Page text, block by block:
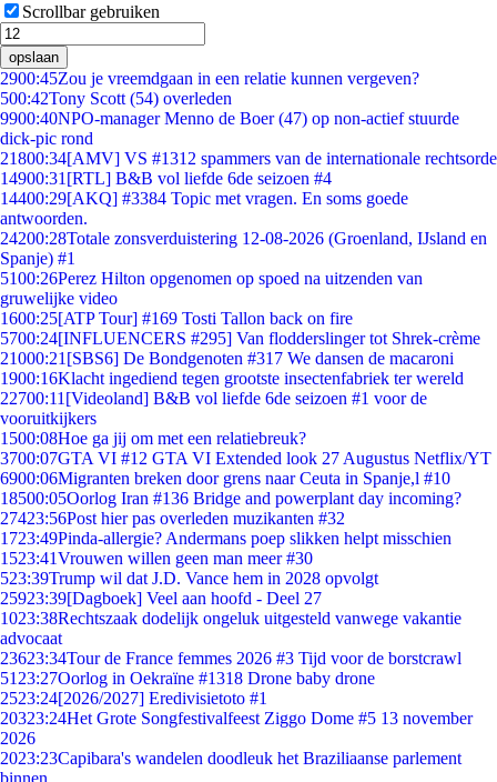
Scrollbar gebruiken
opslaan
2900:45Zou je vreemdgaan in een relatie kunnen vergeven?
500:42Tony Scott (54) overleden
9900:40NPO-manager Menno de Boer (47) op non-actief stuurde
dick-pic rond
21800:34[AMV] VS #1312 spammers van de internationale rechtsorde
14900:31 [RTL] B&B vol liefde 6de seizoen #4
14400:29[AKQ] #3384 Topic met vragen. En soms goede
antwoorden.
24200:28Totale zonsverduistering 12-08-2026 (Groenland, IJsland en
Spanje) #1
5100:26Perez Hilton opgenomen op spoed na uitzenden van
gruwelijke video
1600:25[ATP Tour] #169 Tosti Tallon back on fire
5700:24[INFLUENCERS #295] Van flodderslinger tot Shrek-crème
21000:21 [SBS6] De Bondgenoten #317 We dansen de macaroni
1900:16Klacht ingediend tegen grootste insectenfabriek ter wereld
22700:11 [Videoland] B&B vol liefde 6de seizoen #1 voor de
vooruitkijkers
1500:08Hoe ga jij om met een relatiebreuk?
3700:07GTA VI #12 GTA VI Extended look 27 Augustus Netflix/YT
6900:06Migranten breken door grens naar Ceuta in Spanje,l #10
18500:05Oorlog Iran #136 Bridge and powerplant day incoming?
27423:56Post hier pas overleden muzikanten #32
1723:49Pinda-allergie? Andermans poep slikken helpt misschien
1523:41Vrouwen willen geen man meer #30
523:39Trump wil dat J.D. Vance hem in 2028 opvolgt
25923:39[Dagboek] Veel aan hoofd - Deel 27
1023:38Rechtszaak dodelijk ongeluk uitgesteld vanwege vakantie
advocaat
23623:34Tour de France femmes 2026 #3 Tijd voor de borstcrawl
51 23:27Oorlog in Oekraïne #1318 Drone baby drone
2523:24[2026/2027] Eredivisietoto #1
20323:24Het Grote Songfestivalfeest Ziggo Dome #5 13 november
2026
2023:23Capibara's wandelen doodleuk het Braziliaanse parlement
binnen